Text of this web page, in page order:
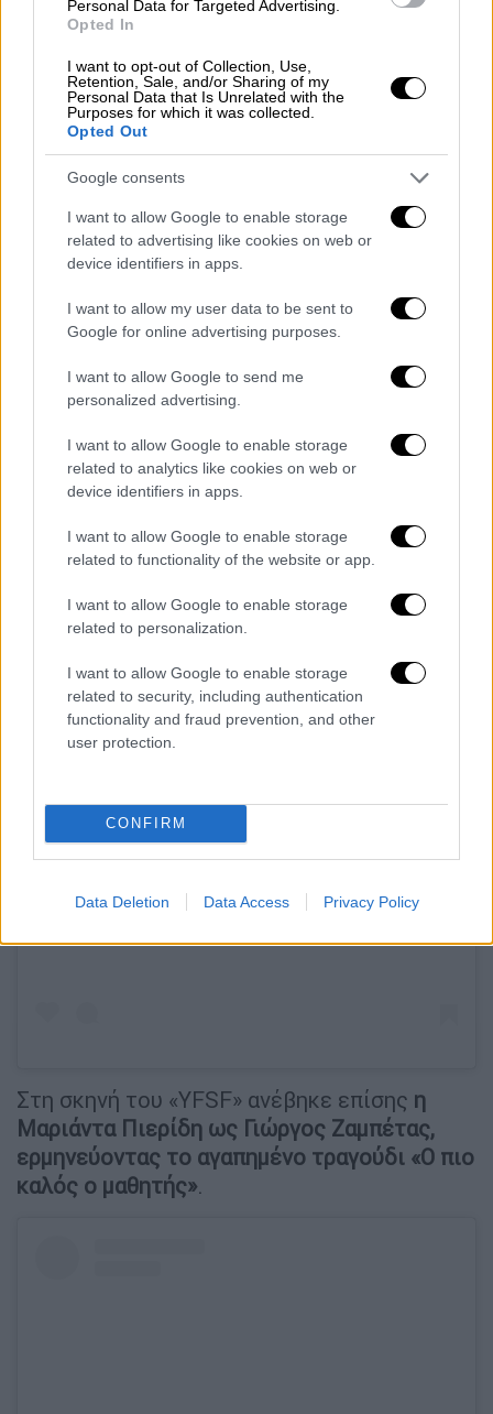
Personal Data for Targeted Advertising.
Opted In
I want to opt-out of Collection, Use,
Retention, Sale, and/or Sharing of my
Personal Data that Is Unrelated with the
Purposes for which it was collected.
Opted Out
Google consents
I want to allow Google to enable storage
related to advertising like cookies on web or
device identifiers in apps.
I want to allow my user data to be sent to
Google for online advertising purposes.
I want to allow Google to send me
personalized advertising.
I want to allow Google to enable storage
related to analytics like cookies on web or
device identifiers in apps.
I want to allow Google to enable storage
related to functionality of the website or app.
I want to allow Google to enable storage
related to personalization.
I want to allow Google to enable storage
related to security, including authentication
functionality and fraud prevention, and other
user protection.
CONFIRM
Data Deletion Data Access Privacy Policy
Από τις εμφανίσεις που συζητήθηκαν ήταν
εκείνη του Κωνσταντίνου Μαγκλάρα, ο
ερμηνεύοντας το «Space Oddity», ενώ η
Δωροθέα Μερκούρη μεταμορφώθηκε σε
και παρουσίασε το θρυλικό
«Jolene».
Στη σκηνή του «YFSF» ανέβηκε επίσης η
Μαριάντα Πιερίδη ως Γιώργος Ζαμπέτας,
ερμηνεύοντας το αγαπημένο τραγούδι «Ο πιο
καλός ο μαθητής».